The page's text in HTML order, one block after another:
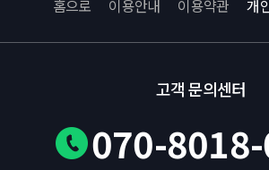
홈으로 이용안내 이용약관 개
고객 문의센터
070-